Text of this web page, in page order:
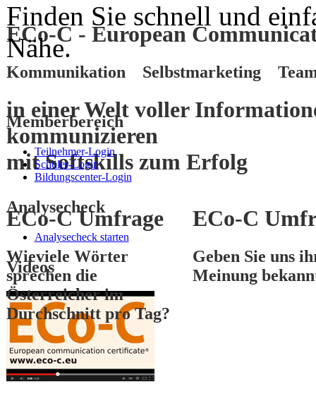
ECo-C - European
Kommunikation Selbstmarketing
in einer Welt voller
kommunizieren
mitSoftskillszum Erfolg
ECo-C Umfrage
Wieviele Wörter
sprechen die
Österreicher im
Durchschnitt pro Tag?
ECo-C
Geben Sie uns
Meinung
3
Finden Sie schnell und
Nähe.
Memberbereich
Teilnehmer-Login
Schüler-Login
Bildungscenter-Login
Analysecheck
Analysecheck starten
Videos